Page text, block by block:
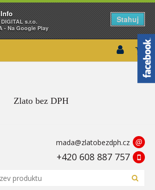
s.r.o.
- Na Google Play
Stahuj
Zlato bez DPH
mada@zlatobezdph.cz @
+420 608 887 757